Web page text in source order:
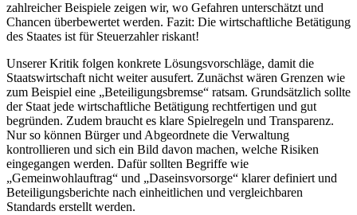
zahlreicher Beispiele zeigen wir, wo Gefahren unterschätzt und
Chancen überbewertet werden. Fazit: Die wirtschaftliche Betätigung
des Staates ist für Steuerzahler riskant!
Unserer Kritik folgen konkrete Lösungsvorschläge, damit die
Staatswirtschaft nicht weiter ausufert. Zunächst wären Grenzen wie
zum Beispiel eine „Beteiligungsbremse“ ratsam. Grundsätzlich sollte
der Staat jede wirtschaftliche Betätigung rechtfertigen und gut
begründen. Zudem braucht es klare Spielregeln und Transparenz.
Nur so können Bürger und Abgeordnete die Verwaltung
kontrollieren und sich ein Bild davon machen, welche Risiken
eingegangen werden. Dafür sollten Begriffe wie
„Gemeinwohlauftrag“ und „Daseinsvorsorge“ klarer definiert und
Beteiligungsberichte nach einheitlichen und vergleichbaren
Standards erstellt werden.